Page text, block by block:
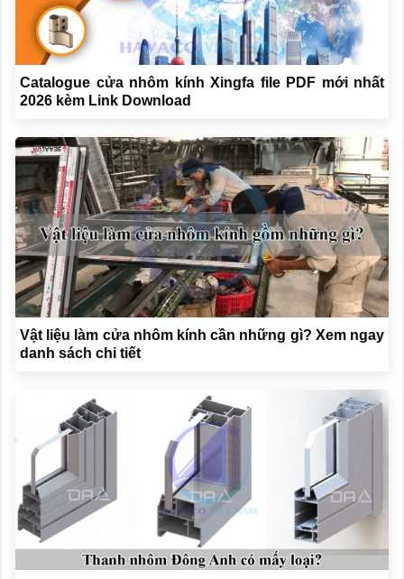
Catalogue cửa nhôm kính Xingfa file PDF mới nhất
2026 kèm Link Download
Vật liệu làm cửa nhôm kính cần những gì? Xem ngay
danh sách chi tiết